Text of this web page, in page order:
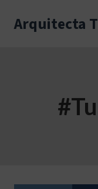
content
Arquitecta